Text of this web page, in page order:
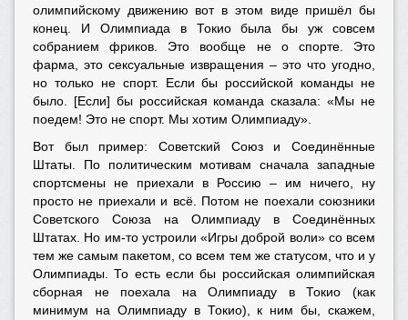
олимпийскому движению вот в этом виде пришёл бы
конец. И Олимпиада в Токио была бы уж совсем
собранием фриков. Это вообще не о спорте. Это
фарма, это сексуальные извращения – это что угодно,
но только не спорт. Если бы российской команды не
было. [Если] бы российская команда сказала: «Мы не
поедем! Это не спорт. Мы хотим Олимпиаду».
Вот был пример: Советский Союз и Соединённые
Штаты. По политическим мотивам сначала западные
спортсмены не приехали в Россию – им ничего, ну
просто не приехали и всё. Потом не поехали союзники
Советского Союза на Олимпиаду в Соединённых
Штатах. Но им-то устроили «Игры доброй воли» со всем
тем же самым пакетом, со всем тем же статусом, что и у
Олимпиады. То есть если бы российская олимпийская
сборная не поехала на Олимпиаду в Токио (как
минимум на Олимпиаду в Токио), к ним бы, скажем,